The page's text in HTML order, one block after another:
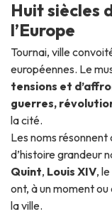
Huit siècles
l’Europe
Tournai, ville
européennes. Le
tensions et
guerres,
la cité.
Les noms
d’histoire grandeur
Quint, Louis XIV, le
ont, à un moment
la ville.